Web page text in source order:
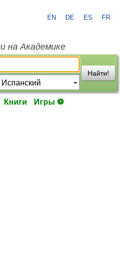
EN DE ES FR
на Академике
Найти!
Книги Игры ⚽